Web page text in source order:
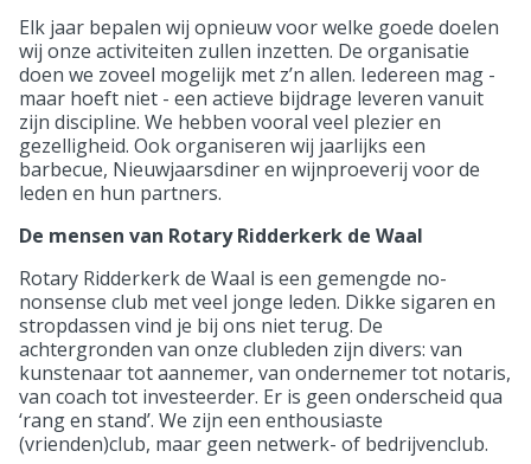
Elk jaar bepalen wij opnieuw voor welke goede doelen
wij onze activiteiten zullen inzetten. De organisatie
doen we zoveel mogelijk met z’n allen. Iedereen mag -
maar hoeft niet - een actieve bijdrage leveren vanuit
zijn discipline. We hebben vooral veel plezier en
gezelligheid. Ook organiseren wij jaarlijks een
barbecue, Nieuwjaarsdiner en wijnproeverij voor de
leden en hun partners.
De mensen van Rotary Ridderkerk de Waal
Rotary Ridderkerk de Waal is een gemengde no-
nonsense club met veel jonge leden. Dikke sigaren en
stropdassen vind je bij ons niet terug. De
achtergronden van onze clubleden zijn divers: van
kunstenaar tot aannemer, van ondernemer tot notaris,
van coach tot investeerder. Er is geen onderscheid qua
‘rang en stand’. We zijn een enthousiaste
(vrienden)club, maar geen netwerk- of bedrijvenclub.